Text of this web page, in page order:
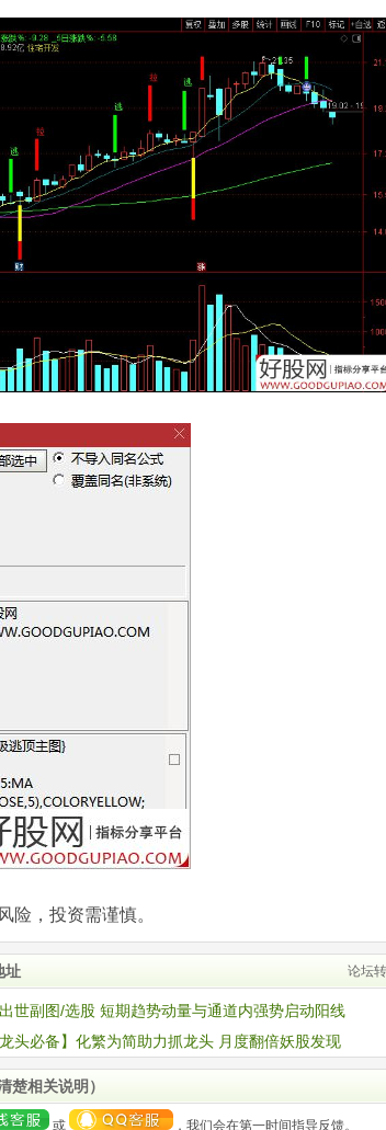
险，投资需谨慎。
址 论坛
世副图/选股 短期趋势动量与通道内强势启动阳线
头必备】化繁为简助力抓龙头 月度翻倍妖股发现
师作品
楚相关说明）
或
，我们会在第一时间指导反馈。